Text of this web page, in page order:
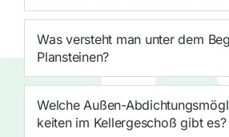
Was versteht man unter dem
Plansteinen?
Welche Außen-
keiten im Keller­ge­schoß gibt es?